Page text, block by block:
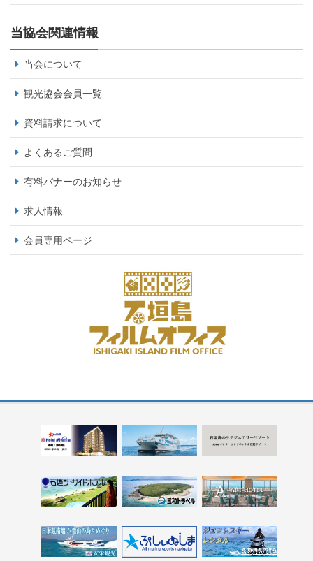
当協会関連情報
当会について
観光協会会員一覧
資料請求について
よくあるご質問
有料バナーのお知らせ
求人情報
会員専用ページ